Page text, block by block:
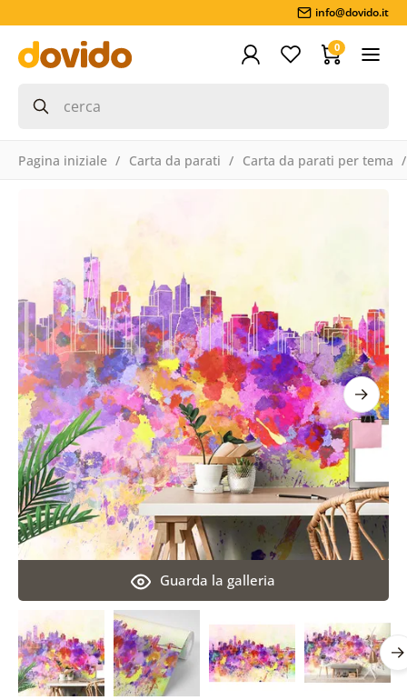
info@dovido.it
0
Pagina iniziale Carta da parati Carta da parati per tema
Guarda la galleria